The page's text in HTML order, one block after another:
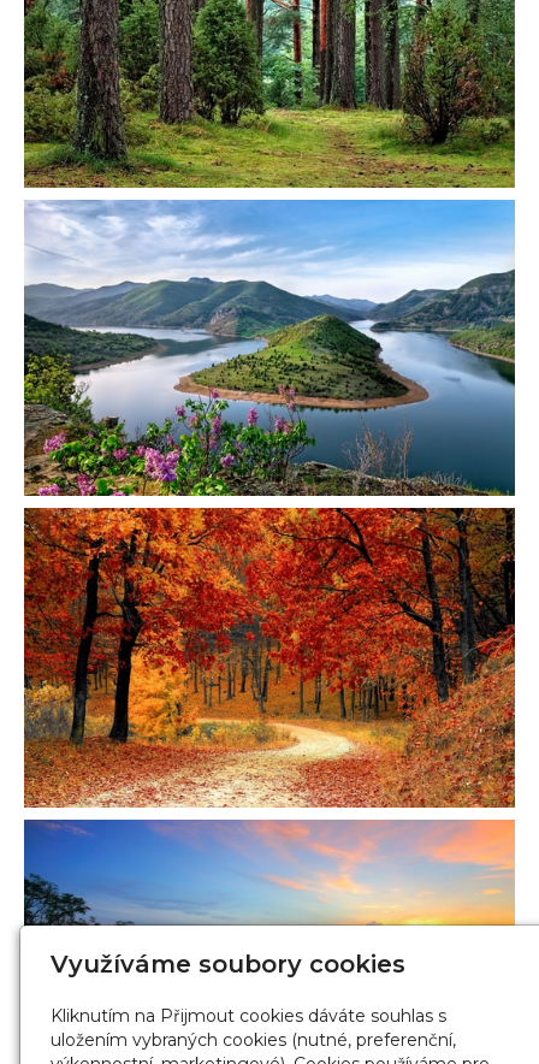
Využíváme soubory cookies
Kliknutím na Přijmout cookies dáváte souhlas s
uložením vybraných cookies (nutné, preferenční,